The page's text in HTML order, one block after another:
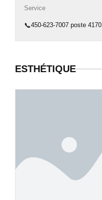
Service
📞450-623-7007 poste 4170
ESTHÉTIQUE